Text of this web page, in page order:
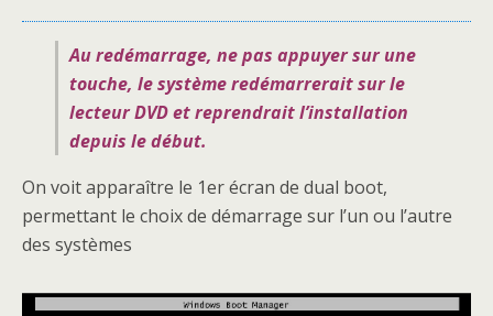
Au redémarrage, ne pas appuyer sur une
touche, le système redémarrerait sur le
lecteur DVD et reprendrait l’installation
depuis le début.
On voit apparaître le 1er écran de dual boot,
permettant le choix de démarrage sur l’un ou l’autre
des systèmes